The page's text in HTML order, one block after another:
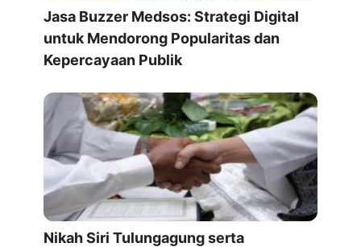
Jasa Buzzer Medsos: Strategi Digital
untuk Mendorong Popularitas dan
Kepercayaan Publik
Nikah Siri Tulungagung serta